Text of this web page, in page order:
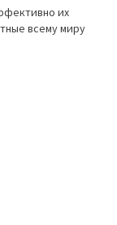
их
всему миру